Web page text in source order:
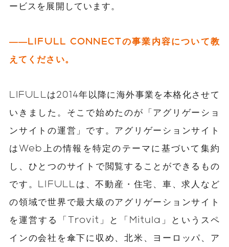
ービスを展開しています。
――LIFULL CONNECTの事業内容について教
えてください。
LIFULLは2014年以降に海外事業を本格化させて
いきました。そこで始めたのが「アグリゲーショ
ンサイトの運営」です。アグリゲーションサイト
はWeb上の情報を特定のテーマに基づいて集約
し、ひとつのサイトで閲覧することができるもの
です。LIFULLは、不動産・住宅、車、求人など
の領域で世界で最大級のアグリゲーションサイト
を運営する「Trovit」と「Mitula」というスペ
インの会社を傘下に収め、北米、ヨーロッパ、ア